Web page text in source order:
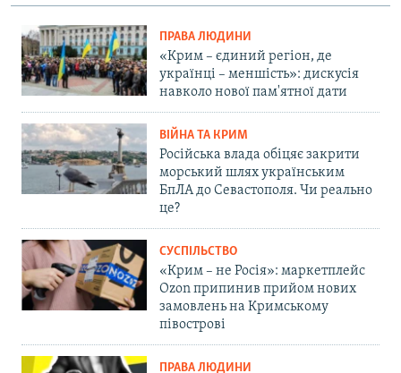
ПРАВА ЛЮДИНИ
«Крим – єдиний регіон, де
українці – меншість»: дискусія
навколо нової пам'ятної дати
ВІЙНА ТА КРИМ
Російська влада обіцяє закрити
морський шлях українським
БпЛА до Севастополя. Чи реально
це?
СУСПІЛЬСТВО
«Крим – не Росія»: маркетплейс
Ozon припинив прийом нових
замовлень на Кримському
півострові
ПРАВА ЛЮДИНИ